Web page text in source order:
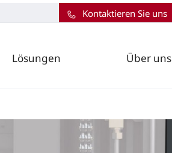
Lösungen Über uns
Kontaktieren Sie uns